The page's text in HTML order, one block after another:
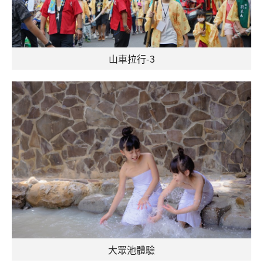
山車拉行-3
大眾池體驗